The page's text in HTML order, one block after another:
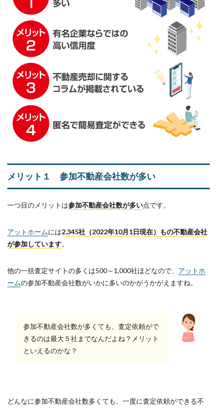
メリット１ 参加不動産会社数が多い
一つ目のメリットは参加不動産会社数が多い点です。
アットホームには2,345社（2022年10月1日現在）もの不動産会社
が参加しています。
他の一括査定サイトの多くは500～1,000社ほどなので、 アットホ
ームの参加不動産会社数がいかに多いのかがうかがえますね。
参加不動産会社数が多くても、査定依頼がで
きるのは最大５社までなんだよね？メリット
といえるのかな？
どんなに参加不動産会社数多くても、一度に査定依頼ができる不